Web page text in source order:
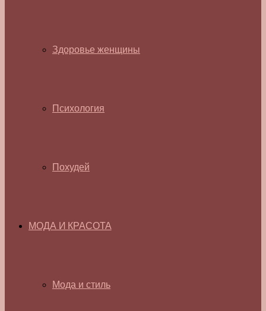
Здоровье женщины
Психология
Похудей
МОДА И КРАСОТА
Мода и стиль